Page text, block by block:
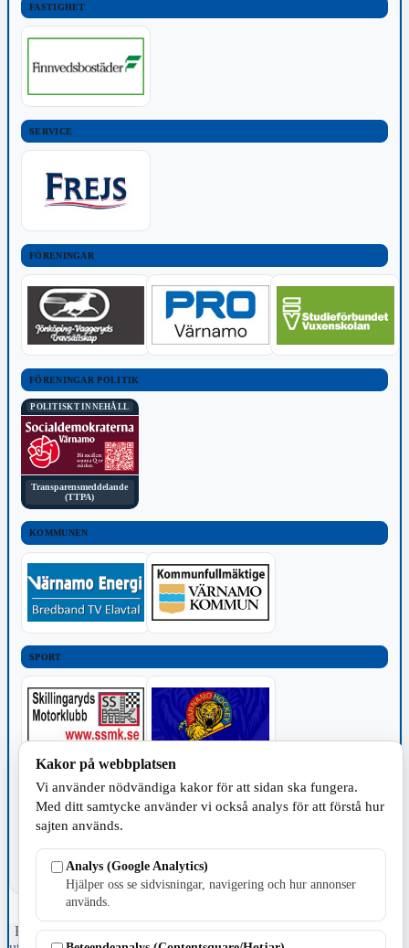
FASTIGHET
SERVICE
FÖRENINGAR
FÖRENINGAR POLITIK
POLITISKT INNEHÅLL
Transparensmeddelande
(TTPA)
KOMMUNEN
SPORT
TILLVERKNING
Fristående webbtidningsföretag grundat 1991 som sedan 2002 ger
Kakor på webbplatsen
Vi använder nödvändiga kakor för att sidan ska fungera.
Med ditt samtycke använder vi också analys för att förstå hur
sajten används.
Analys (Google Analytics)
Hjälper oss se sidvisningar, navigering och hur annonser
används.